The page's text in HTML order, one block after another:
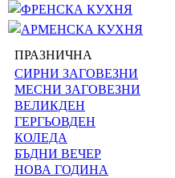
ФРЕНСКА КУХНЯ
АРМЕНСКА КУХНЯ
ПРАЗНИЧНА
СИРНИ ЗАГОВЕЗНИ
МЕСНИ ЗАГОВЕЗНИ
ВЕЛИКДЕН
ГЕРГЬОВДЕН
КОЛЕДА
БЪДНИ ВЕЧЕР
НОВА ГОДИНА